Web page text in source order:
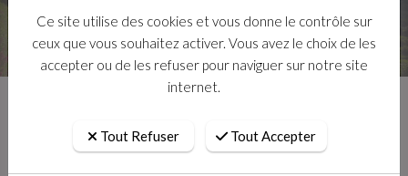
Ce site utilise des cookies et vous donne le contrôle sur
ceux que vous souhaitez activer. Vous avez le choix de les
accepter ou de les refuser pour naviguer sur notre site
internet.
Tout Refuser Tout Accepter